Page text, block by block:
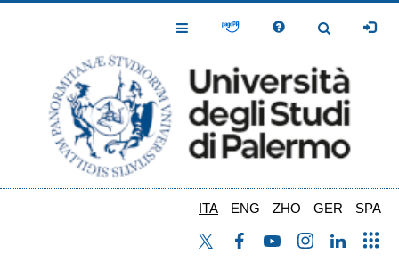
Toggle
Toggle
ITA ENG ZHO GER SPA